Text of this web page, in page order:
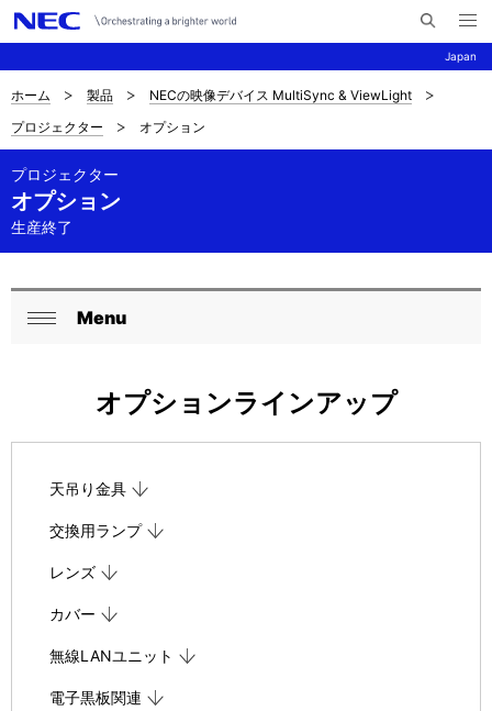
Japan
イ
メ
ニ
ュ
ナ
ビ
ゲ
ー
シ
サ
イ
ト
内
ホーム 製品
NECの映像デバイス MultiSync & ViewLight
プロジェクター
オプション
オプション
プロジェクター
生産終了
ロ
ル
Menu
オプションラインアップ
天吊り金具
交換用ランプ
レンズ
カバー
無線LANユニット
電子黒板関連